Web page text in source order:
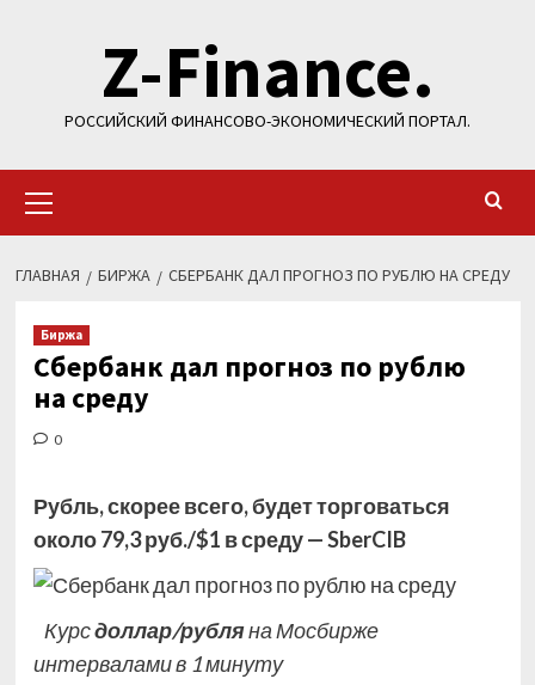
содержимомуZ-Finance.
РОССИЙСКИЙ ФИНАНСОВО-ЭКОНОМИЧЕСКИЙ ПОРТАЛ.
меню
ГЛАВНАЯ БИРЖА СБЕРБАНК ДАЛ ПРОГНОЗ ПО РУБЛЮ НА СРЕДУ
Биржа
Сбербанк дал прогноз по рублю
на среду
0
Рубль, скорее всего, будет торговаться
около 79,3 руб./$1 в среду — SberCIB
Курсдоллар/рубляна Мосбирже
интервалами в 1 минуту